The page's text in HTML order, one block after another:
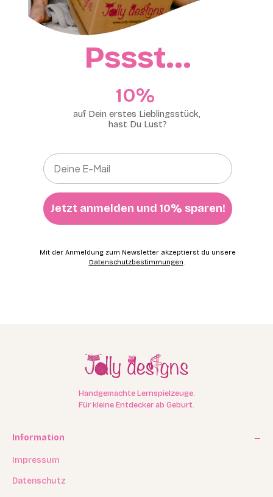
Pssst…
10%​
auf Dein erstes Lieblingsstück,
hast Du Lust?
Jetzt anmelden und 10% sparen!
Mit der Anmeldung zum Newsletter akzeptierst du unsere
Datenschutzbestimmungen.
Handgemachte Lernspielzeuge.
Für kleine Entdecker ab Geburt.
Information
Impressum
Datenschutz